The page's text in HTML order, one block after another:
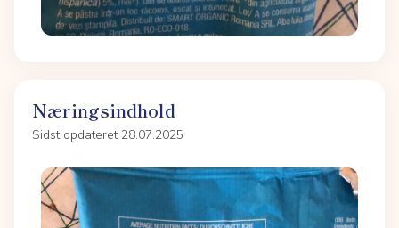
Næringsindhold
Sidst opdateret 28.07.2025